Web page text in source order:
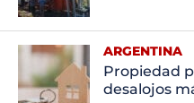
ARGENTINA
Propiedad
desalojos